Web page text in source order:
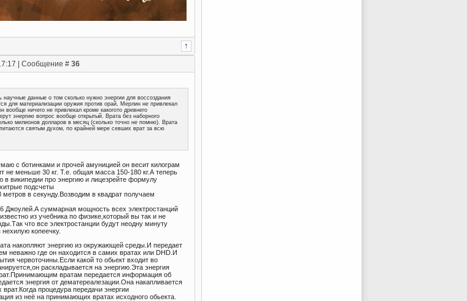
| Сообщение # 36
данные о том сколько нужно энергии для воссоздания
для материализации оружия против орай, Мерлин не привлекал
вообще ничего не привлекал кроме какогото древнего
энергию вопрос вообще открытый. Врата без наборного
милионов долларов в месяц (сколько точно не помню). Врата
святым духом, по крайней мере севших врат за всю
с ботинками и прочей амуницией он весит килограм
не меньше 30 кг. Т.е. общая масса 150-180 кг.А теперь
википедии про энергию и лицезрейте формулу
подсчеты
в секунду.Возводим в квадрат получаем
Джоулей.А суммарная мощность всех электростанций
из учебника по физике,который вы так и не
что все электростанции будут неодну минуту
копеечку.
накопляют энергию из окружающей среды.И передает
неважно где он находится в самих вратах или DHD.И
червоточины.Если какой то обьект входит во
раскладывается на энергию.Эта энергия
вратам передается информация об
энергия от дематереалезации.Она накапливается
процедура передачи энергии
из неё на принимающих вратах исходного обьекта.